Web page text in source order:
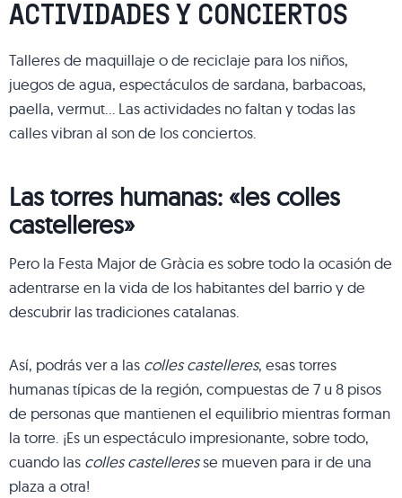
ACTIVIDADES Y CONCIERTOS
Talleres de maquillaje o de reciclaje para los niños,
juegos de agua, espectáculos de sardana, barbacoas,
paella, vermut… Las actividades no faltan y todas las
calles vibran al son de los conciertos.
Las torres humanas: «les colles
castelleres»
Pero la Festa Major de Gràcia es sobre todo la ocasión de
adentrarse en la vida de los habitantes del barrio y de
descubrir las tradiciones catalanas.
Así, podrás ver a las colles castelleres, esas torres
humanas típicas de la región, compuestas de 7 u 8 pisos
de personas que mantienen el equilibrio mientras forman
la torre. ¡Es un espectáculo impresionante, sobre todo,
cuando las colles castelleresse mueven para ir de una
plaza a otra!